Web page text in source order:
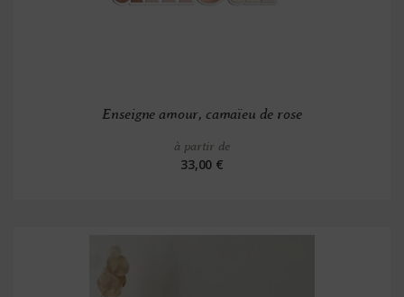
Enseigne amour, camaïeu de rose
à partir de
33,00 €